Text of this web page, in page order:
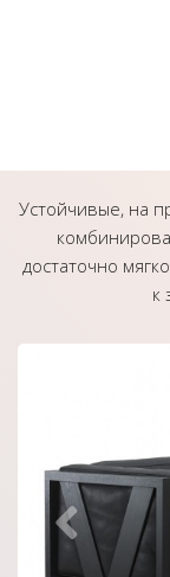
Устойчивые, на
достаточно
к